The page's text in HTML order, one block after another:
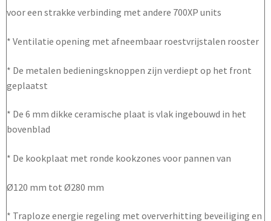
voor een strakke verbinding met andere 700XP units
* Ventilatie opening met afneembaar roestvrijstalen rooster
* De metalen bedieningsknoppen zijn verdiept op het front
geplaatst
* De 6 mm dikke ceramische plaat is vlak ingebouwd in het
bovenblad
* De kookplaat met ronde kookzones voor pannen van
Ø120 mm tot Ø280 mm
* Traploze energie regeling met oververhitting beveiliging en